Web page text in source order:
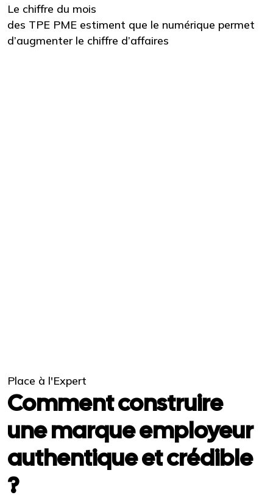
Le chiffre du mois
des TPE PME estiment que le numérique permet
d’augmenter le chiffre d’affaires
Place à l'Expert
Comment construire
une marque employeur
authentique et crédible
?